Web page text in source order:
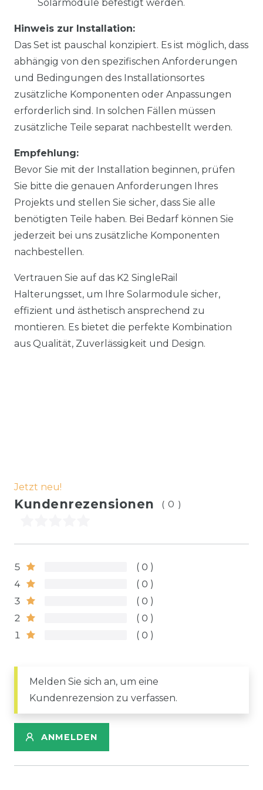
Solarmodule befestigt werden.
Hinweis zur Installation:
Das Set ist pauschal konzipiert. Es ist möglich, dass
abhängig von den spezifischen Anforderungen
und Bedingungen des Installationsortes
zusätzliche Komponenten oder Anpassungen
erforderlich sind. In solchen Fällen müssen
zusätzliche Teile separat nachbestellt werden.
Empfehlung:
Bevor Sie mit der Installation beginnen, prüfen
Sie bitte die genauen Anforderungen Ihres
Projekts und stellen Sie sicher, dass Sie alle
benötigten Teile haben. Bei Bedarf können Sie
jederzeit bei uns zusätzliche Komponenten
nachbestellen.
Vertrauen Sie auf das K2 SingleRail
Halterungsset, um Ihre Solarmodule sicher,
effizient und ästhetisch ansprechend zu
montieren. Es bietet die perfekte Kombination
aus Qualität, Zuverlässigkeit und Design.
Jetzt neu!
Kundenrezensionen (0)
5
0
4
0
3
0
2
0
1
0
Melden Sie sich an, um eine
Kundenrezension zu verfassen.
ANMELDEN